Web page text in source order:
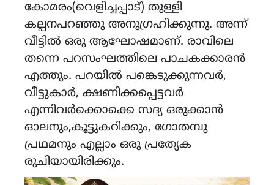
കോമരം(വെളിച്ചപ്പാട്) തുള്ളി
കല്പനപറഞ്ഞു അനുഗ്രഹിക്കുന്നു. അന്ന്
വീട്ടിൽ ഒരു ആഘോഷമാണ്. രാവിലെ
തന്നെ പറസംഘത്തിലെ പാചകക്കാരൻ
എത്തും. പറയിൽ പങ്കെടുക്കുന്നവർ,
വീട്ടുകാർ, ക്ഷണിക്കപ്പെട്ടവർ
എന്നിവർക്കൊക്കെ സദ്യ ഒരുക്കാൻ
ഓലനും,കൂട്ടുകറിക്കും, ഗോതമ്പു
പ്രഥമനും എല്ലാം ഒരു പ്രത്യേക
രുചിയായിരിക്കും.